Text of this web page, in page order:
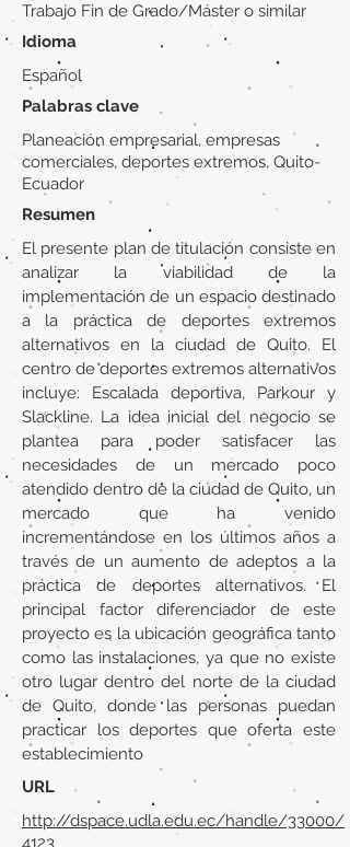
Trabajo Fin de Grado/Máster o similar
Idioma
Español
Palabras clave
Planeación empresarial, empresas
comerciales, deportes extremos, Quito-
Ecuador
Resumen
El presente plan de titulación consiste en
analizar la viabilidad de la
implementación de un espacio destinado
a la práctica de deportes extremos
alternativos en la ciudad de Quito. El
centro de deportes extremos alternativos
incluye: Escalada deportiva, Parkour y
Slackline. La idea inicial del negocio se
plantea para poder satisfacer las
necesidades de un mercado poco
atendido dentro de la ciudad de Quito, un
mercado que ha venido
incrementándose en los últimos años a
través de un aumento de adeptos a la
práctica de deportes alternativos. El
principal factor diferenciador de este
proyecto es la ubicación geográfica tanto
como las instalaciones, ya que no existe
otro lugar dentro del norte de la ciudad
de Quito, donde las personas puedan
practicar los deportes que oferta este
establecimiento
URL
http://dspace.udla.edu.ec/handle/33000/
4123